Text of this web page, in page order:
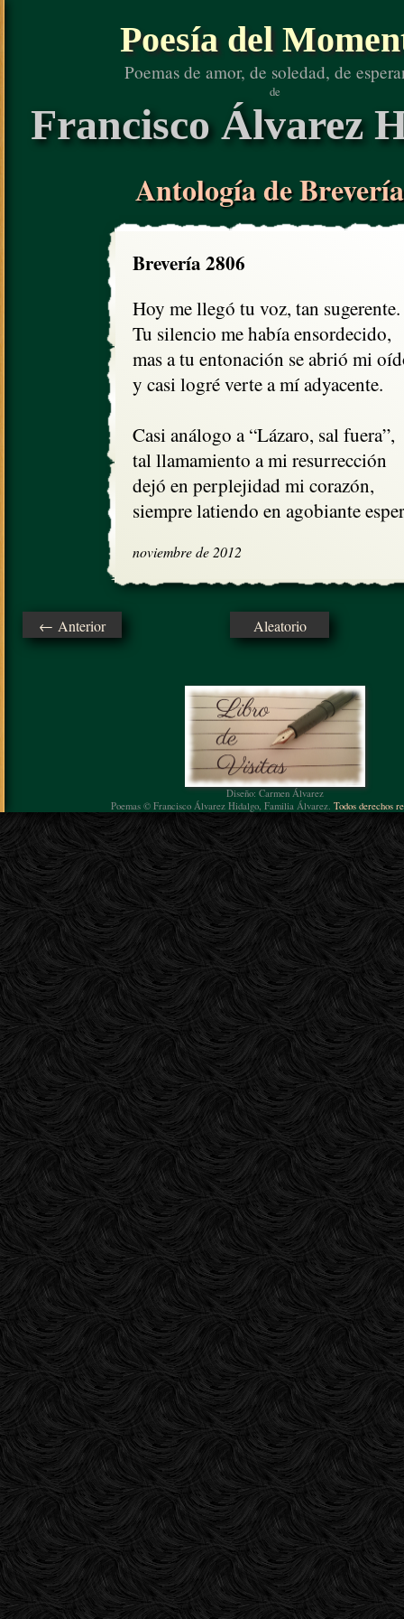
Poesía del
Poemas de amor, de soledad, de
de
Francisco Álvarez
Antología de
Brevería 2806
Hoy me llegó tu voz, tan sugerente.
Tu silencio me había ensordecido,
mas a tu entonación se abrió mi
y casi logré verte a mí adyacente.
Casi análogo a “Lázaro, sal fuera”,
tal llamamiento a mi resurrección
dejó en perplejidad mi corazón,
siempre latiendo en agobiante
noviembre de 2012
← Anterior Aleatorio
Diseño: Carmen Álvarez
Poemas © Francisco Álvarez Hidalgo, Familia Álvarez. Todos derechos